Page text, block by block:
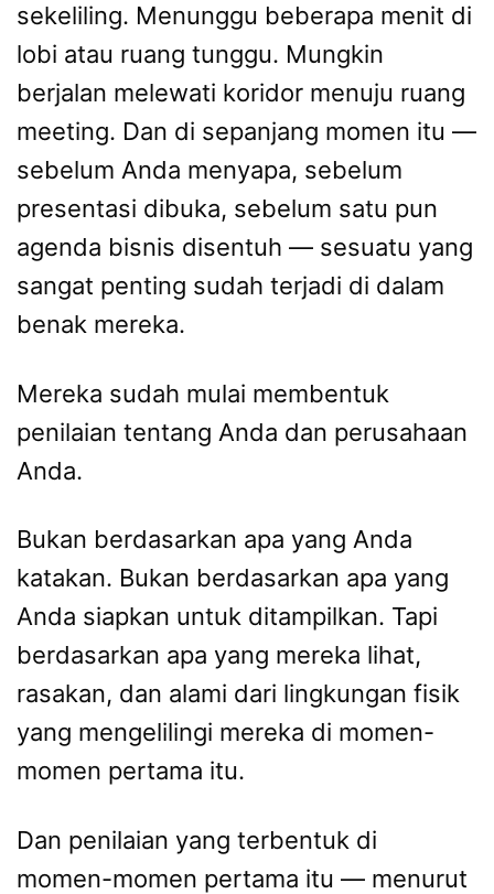
sekeliling. Menunggu beberapa menit di
lobi atau ruang tunggu. Mungkin
berjalan melewati koridor menuju ruang
meeting. Dan di sepanjang momen itu —
sebelum Anda menyapa, sebelum
presentasi dibuka, sebelum satu pun
agenda bisnis disentuh — sesuatu yang
sangat penting sudah terjadi di dalam
benak mereka.
Mereka sudah mulai membentuk
penilaian tentang Anda dan perusahaan
Anda.
Bukan berdasarkan apa yang Anda
katakan. Bukan berdasarkan apa yang
Anda siapkan untuk ditampilkan. Tapi
berdasarkan apa yang mereka lihat,
rasakan, dan alami dari lingkungan fisik
yang mengelilingi mereka di momen-
momen pertama itu.
Dan penilaian yang terbentuk di
momen-momen pertama itu — menurut